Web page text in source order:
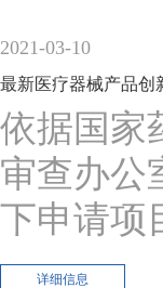
2021-03-10
最新医疗器械产品创
依据国家
审查办公
下申请项
详细信息